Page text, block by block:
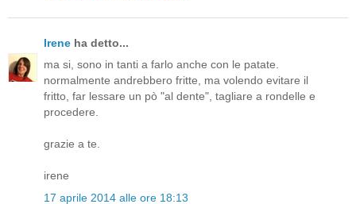
Irene ha detto...
ma si, sono in tanti a farlo anche con le patate.
normalmente andrebbero fritte, ma volendo evitare il
fritto, far lessare un pò "al dente", tagliare a rondelle e
procedere.
grazie a te.
irene
17 aprile 2014 alle ore 18:13